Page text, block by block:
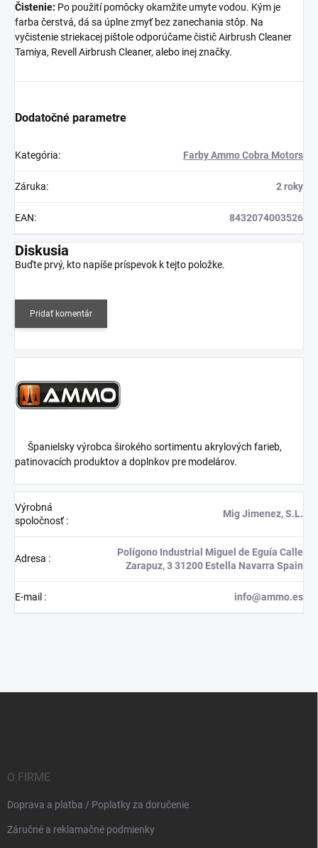
Čistenie: Po použití pomôcky okamžite umyte vodou. Kým je
farba čerstvá, dá sa úplne zmyť bez zanechania stôp. Na
vyčistenie striekacej pištole odporúčame čistič Airbrush Cleaner
Tamiya, Revell Airbrush Cleaner, alebo inej značky.
Dodatočné parametre
Kategória: Farby Ammo Cobra Motors
Záruka: 2 roky
EAN: 8432074003526
Diskusia
Buďte prvý, kto napíše príspevok k tejto položke.
Pridať komentár
Španielsky výrobca širokého sortimentu akrylových farieb,
patinovacích produktov a doplnkov pre modelárov.
Výrobná
spoločnosť:
Mig Jimenez, S.L.
Adresa :
Polígono Industrial Miguel de Eguía Calle
Zarapuz, 3 31200 Estella Navarra Spain
E-mail : info@ammo.es
O FIRME
Doprava a platba / Poplatky za doručenie
Záručné a reklamačné podmienky